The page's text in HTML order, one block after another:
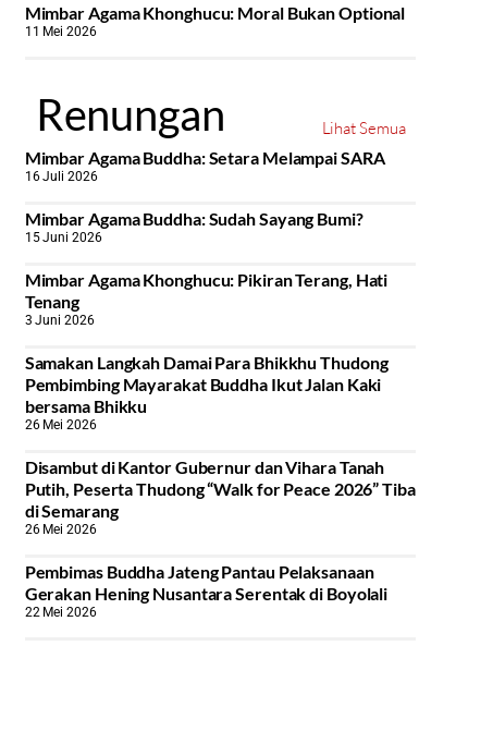
Mimbar Agama Khonghucu: Moral Bukan Optional
11 Mei 2026
Renungan
Lihat Semua
Mimbar Agama Buddha: Setara Melampai SARA
16 Juli 2026
Mimbar Agama Buddha: Sudah Sayang Bumi?
15 Juni 2026
Mimbar Agama Khonghucu: Pikiran Terang, Hati
Tenang
3 Juni 2026
Samakan Langkah Damai Para Bhikkhu Thudong
Pembimbing Mayarakat Buddha Ikut Jalan Kaki
bersama Bhikku
26 Mei 2026
Disambut di Kantor Gubernur dan Vihara Tanah
Putih, Peserta Thudong “Walk for Peace 2026” Tiba
di Semarang
26 Mei 2026
‎Pembimas Buddha Jateng Pantau Pelaksanaan
Gerakan Hening Nusantara Serentak di Boyolali
22 Mei 2026